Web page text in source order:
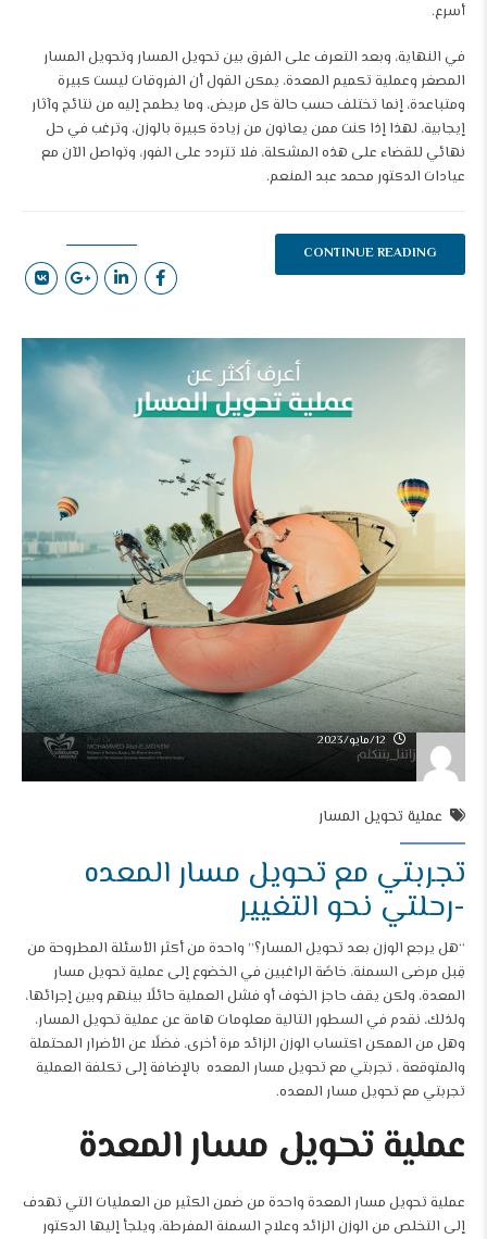
أسرع.
في النهاية، وبعد التعرف على الفرق بين تحويل المسار وتحويل المسار
المصغر وعملية تكميم المعدة، يمكن القول أن الفروقات ليست كبيرة
ومتباعدة، إنما تختلف حسب حالة كل مريض، وما يطمح إليه من نتائج وآثار
إيجابية، لهذا إذا كنت ممن يعانون من زيادة كبيرة بالوزن، وترغب في حل
نهائي للقضاء على هذه المشكلة، فلا تتردد على الفور، وتواصل الآن مع
عيادات الدكتور محمد عبد المنعم.
CONTINUE READING
12/مايو/2023
عملية تحويل المسار
تجربتي مع تحويل مسار المعده
-رحلتي نحو التغيير
“هل يرجع الوزن بعد تحويل المسار؟” واحدة من أكثر الأسئلة المطروحة من
قِبل مرضى السمنة، خاصًة الراغبين في الخضوع إلى عملية تحويل مسار
المعدة، ولكن يقف حاجز الخوف أو فشل العملية حائلًا بينهم وبين إجرائها،
ولذلك، نقدم في السطور التالية معلومات هامة عن عملية تحويل المسار،
وهل من الممكن اكتساب الوزن الزائد مرة أخرى، فضلًا عن الأضرار المحتملة
والمتوقعة ، تجربتي مع تحويل مسار المعده بالإضافة إلى تكلفة العملية
تجربتي مع تحويل مسار المعده.
عملية تحويل مسار المعدة
عملية تحويل مسار المعدة واحدة من ضمن الكثير من العمليات التي تهدف
إلى التخلص من الوزن الزائد وعلاج السمنة المفرطة، ويلجأ إليها الدكتور